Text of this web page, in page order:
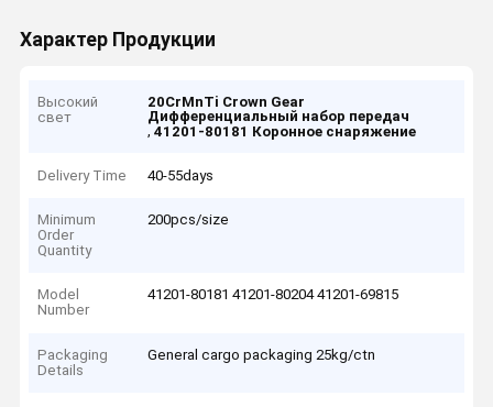
Характер Продукции
Высокий
свет
20CrMnTi Crown Gear
Дифференциальный набор передач
,41201-80181 Коронное снаряжение
Delivery Time 40-55days
Minimum
Order
Quantity
200pcs/size
Model
Number
41201-80181 41201-80204 41201-69815
Packaging
Details
General cargo packaging 25kg/ctn